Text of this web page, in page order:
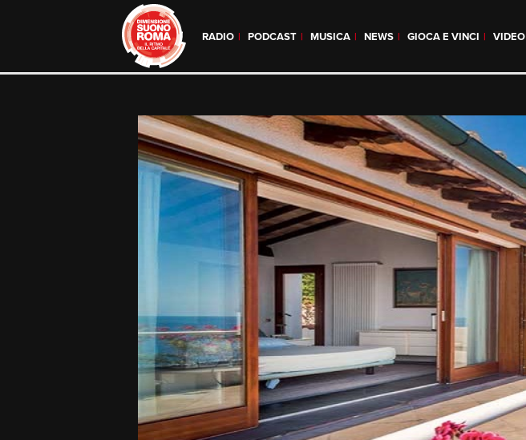
RADIO PODCAST MUSICA NEWS GIOCA E VINCI VIDEO